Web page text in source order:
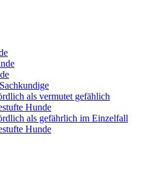
als vermutet gefählich
Hunde
als gefährlich im Einzelfall
Hunde